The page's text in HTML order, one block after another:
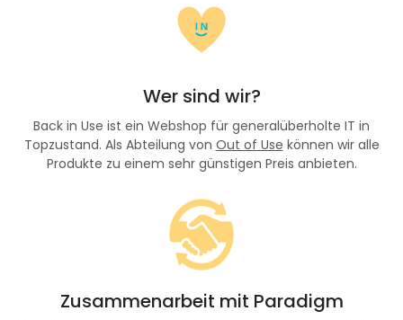
Wer sind wir?
Back in Use ist ein Webshop für generalüberholte IT in
Topzustand. Als Abteilung von Out of Use können wir alle
Produkte zu einem sehr günstigen Preis anbieten.
Zusammenarbeit mit Paradigm